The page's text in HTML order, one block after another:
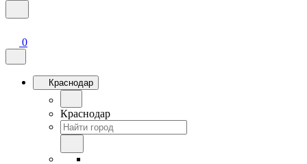
0
Краснодар
Краснодар